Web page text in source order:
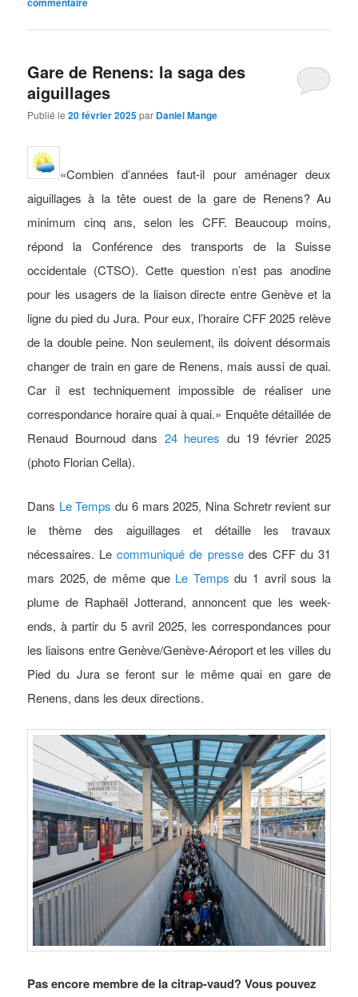
Gare de Renens: la saga des
aiguillages
Publié le20 février 2025par Daniel Mange
«Combien d’années faut-il pour aménager deux
aiguillages à la tête ouest de la gare de Renens? Au
minimum cinq ans, selon les CFF. Beaucoup moins,
répond la Conférence des transports de la Suisse
occidentale (CTSO). Cette question n’est pas anodine
pour les usagers de la liaison directe entre Genève et la
ligne du pied du Jura. Pour eux, l’horaire CFF 2025 relève
de la double peine. Non seulement, ils doivent désormais
changer de train en gare de Renens, mais aussi de quai.
Car il est techniquement impossible de réaliser une
correspondance horaire quai à quai.» Enquête détaillée de
Renaud Bournoud dans 24 heures du 19 février 2025
(photo Florian Cella).
Dans Le Temps du 6 mars 2025, Nina Schretr revient sur
le thème des aiguillages et détaille les travaux
nécessaires. Lecommuniqué de pressedes CFF du 31
mars 2025, de même que Le Temps du 1 avril sous la
plume de Raphaël Jotterand, annoncent que les week-
ends, à partir du 5 avril 2025, les correspondances pour
les liaisons entre Genève/Genève-Aéroport et les villes du
Pied du Jura se feront sur le même quai en gare de
Renens, dans les deux directions.
Pas encore membre de la citrap-vaud? Vous pouvez